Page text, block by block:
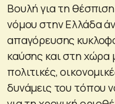
Βουλή για τη
νόμου στην Ελλάδα
απαγόρευσης
καύσης και στη χώρα
πολιτικές,
δυνάμεις του τόπου